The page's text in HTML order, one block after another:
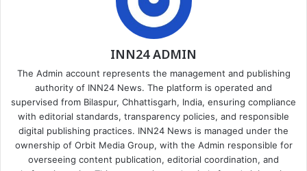
INN24 ADMIN
The Admin account represents the management and publishing
authority of INN24 News. The platform is operated and
supervised from Bilaspur, Chhattisgarh, India, ensuring compliance
with editorial standards, transparency policies, and responsible
digital publishing practices. INN24 News is managed under the
ownership of Orbit Media Group, with the Admin responsible for
overseeing content publication, editorial coordination, and